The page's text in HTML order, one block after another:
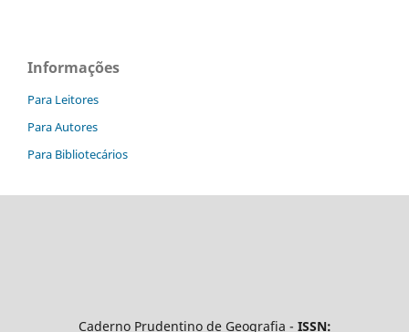
Informações
Para Leitores
Para Autores
Para Bibliotecários
Caderno Prudentino de Geografia - ISSN: